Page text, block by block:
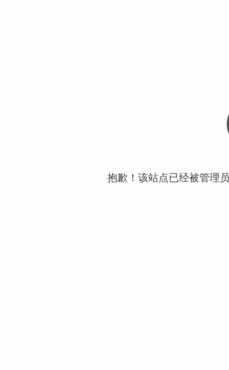
抱歉！该站点已经被管理